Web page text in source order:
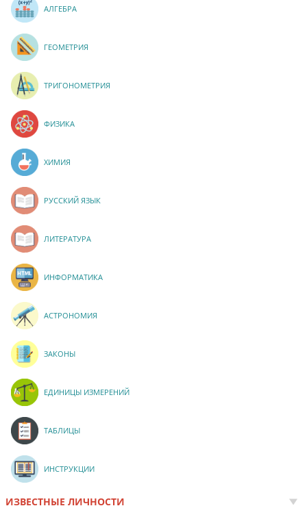
АЛГЕБРА
ГЕОМЕТРИЯ
ТРИГОНОМЕТРИЯ
ФИЗИКА
ХИМИЯ
РУССКИЙ ЯЗЫК
ЛИТЕРАТУРА
ИНФОРМАТИКА
АСТРОНОМИЯ
ЗАКОНЫ
ЕДИНИЦЫ ИЗМЕРЕНИЙ
ТАБЛИЦЫ
ИНСТРУКЦИИ
ИЗВЕСТНЫЕ ЛИЧНОСТИ